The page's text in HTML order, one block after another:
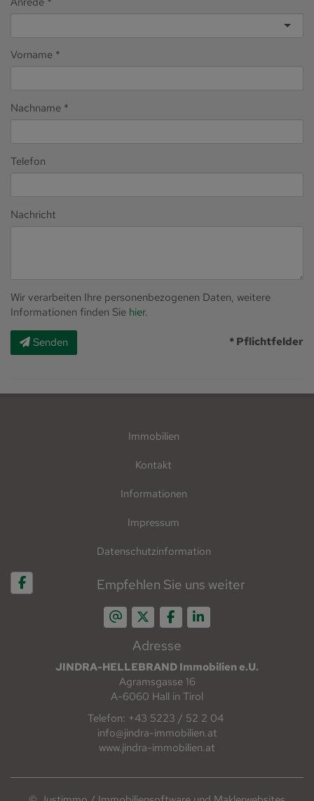
Vorname
Nachname
Telefon
Nachricht
Wir verarbeiten Ihre personenbezogenen Daten, weitere
Informationen finden Sie hier.
Senden * Pflichtfelder
Immobilien
Kontakt
Informationen
Impressum
Datenschutzinformation
Empfehlen Sie uns weiter
Adresse
JINDRA-HELLEBRAND Immobilien e.U.
Agramsgasse 16
A-6060 Hall in Tirol
Telefon: +43 5223 / 52 2 04
info@jindra-immobilien.at
www.jindra-immobilien.at